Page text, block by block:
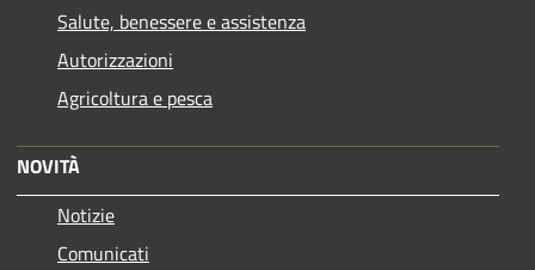
Salute, benessere e assistenza
Autorizzazioni
Agricoltura e pesca
NOVITÀ
Notizie
Comunicati